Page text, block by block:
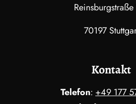
Insel Mainau Rosensoiree
Weihnachtsmarkt Waiblingen
Breuningerland Sindelfingen
Reinsburgstraße
70197
Kontakt
Telefon: +49 177